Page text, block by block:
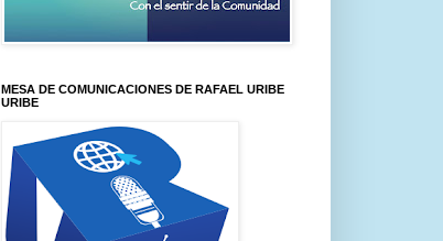
MESA DE COMUNICACIONES DE RAFAEL URIBE
URIBE